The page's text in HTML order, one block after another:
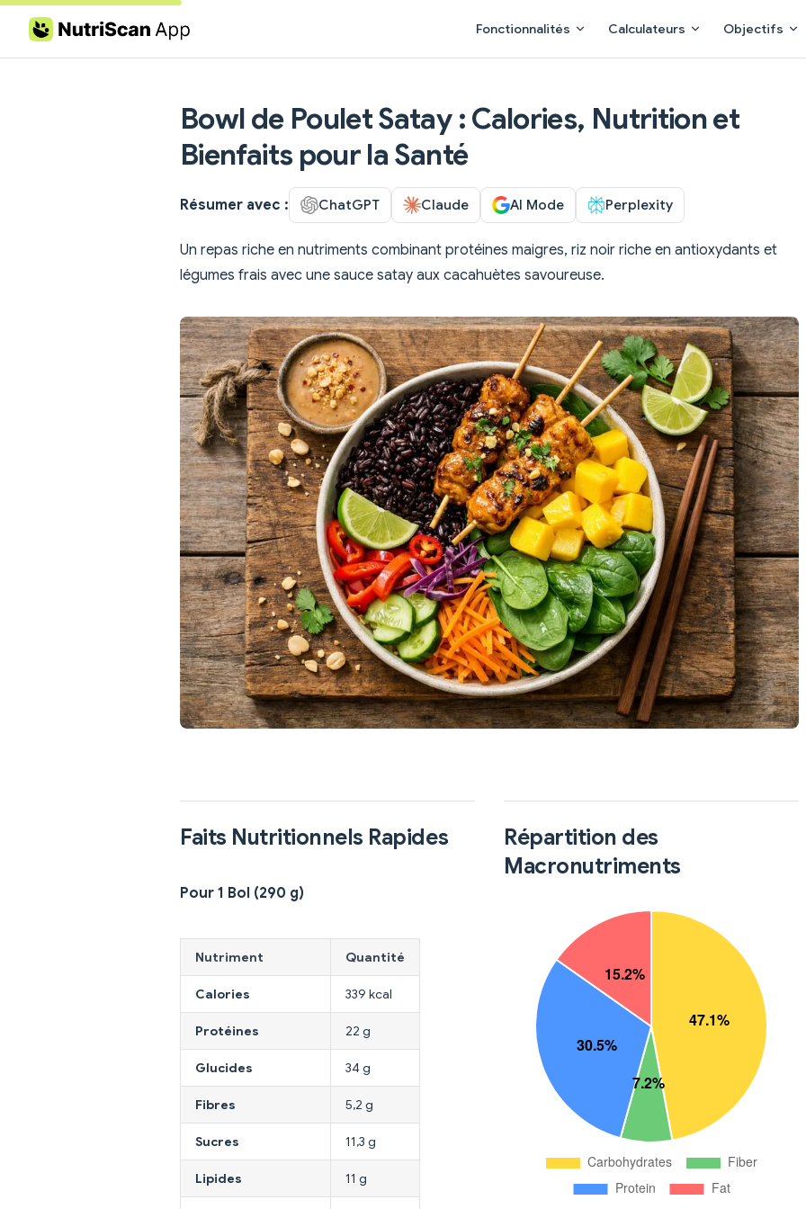
Skip to content Fonctionnalités Calculateurs Objectifs
Bowl de Poulet Satay : Calories, Nutrition et
Bienfaits pour la Santé
Résumer avec : ChatGPT Claude AI Mode Perplexity
Un repas riche en nutriments combinant protéines maigres, riz noir riche en antioxydants et
légumes frais avec une sauce satay aux cacahuètes savoureuse.
Faits Nutritionnels Rapides
Pour 1 Bol (290 g)
Nutriment Quantité
Calories 339 kcal
Protéines 22 g
Glucides 34 g
Fibres 5,2 g
Sucres 11,3 g
Lipides 11 g
Répartition des
Macronutriments